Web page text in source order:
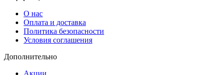
О нас
Оплата и доставка
Политика безопасности
Условия соглашения
Дополнительно
Акции